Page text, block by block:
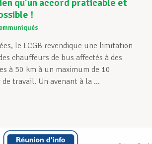
qu’un accord praticable et
!
le LCGB revendique une limitation
chauffeurs de bus affectés à des
à 50 km à un maximum de 10
travail. Un avenant à la ...